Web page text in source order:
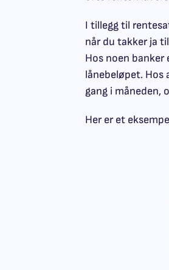
I tillegg til
når du takker ja
Hos noen
lånebeløpet. Hos
gang i måneden,
Her er et